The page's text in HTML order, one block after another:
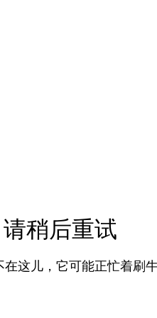
稍后重试
这儿，它可能正忙着刷